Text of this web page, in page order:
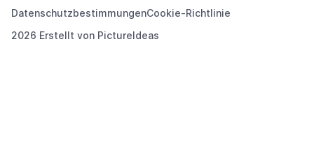
2026 Erstellt von PictureIdeas
DatenschutzbestimmungenCookie-Richtlinie